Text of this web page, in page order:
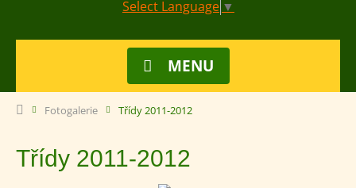
Select Language ▼
MENU
Fotogalerie Třídy 2011-2012
Třídy 2011-2012